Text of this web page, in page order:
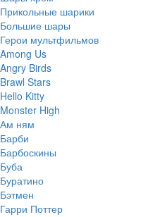
Прикольные шарики
Большие шары
Герои мультфильмов
Among Us
Angry Birds
Brawl Stars
Hello Kitty
Monster High
Ам ням
Барби
Барбоскины
Буба
Буратино
Бэтмен
Гарри Поттер